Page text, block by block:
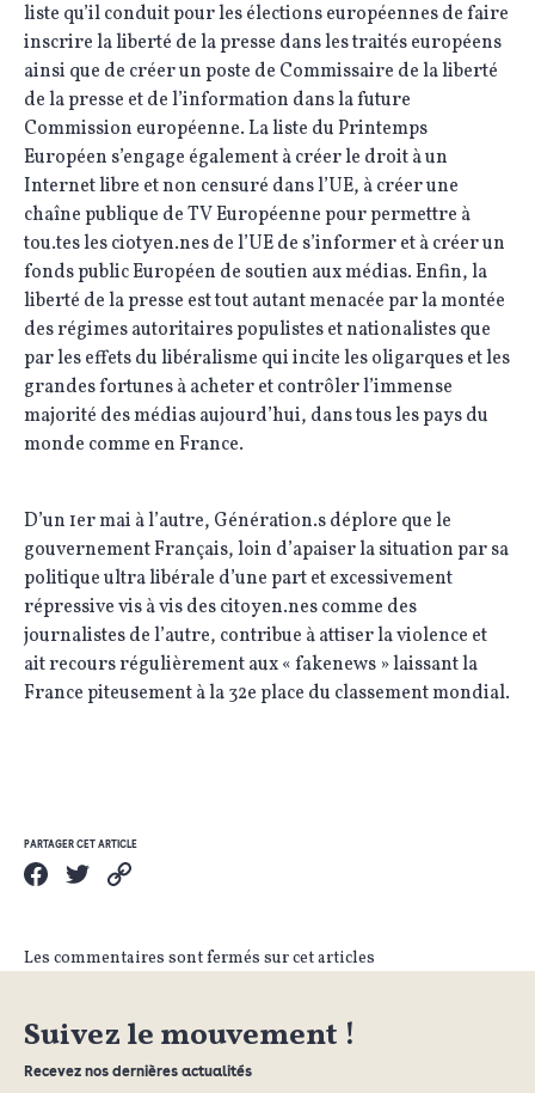
liste qu’il conduit pour les élections européennes de faire
inscrire la liberté de la presse dans les traités européens
ainsi que de créer un poste de Commissaire de la liberté
de la presse et de l’information dans la future
Commission européenne. La liste du Printemps
Européen s’engage également à créer le droit à un
Internet libre et non censuré dans l’UE, à créer une
chaîne publique de TV Européenne pour permettre à
tou.tes les ciotyen.nes de l’UE de s’informer et à créer un
fonds public Européen de soutien aux médias. Enfin, la
liberté de la presse est tout autant menacée par la montée
des régimes autoritaires populistes et nationalistes que
par les effets du libéralisme qui incite les oligarques et les
grandes fortunes à acheter et contrôler l’immense
majorité des médias aujourd’hui, dans tous les pays du
monde comme en France.
D’un 1er mai à l’autre, Génération.s déplore que le
gouvernement Français, loin d’apaiser la situation par sa
politique ultra libérale d’une part et excessivement
répressive vis à vis des citoyen.nes comme des
journalistes de l’autre, contribue à attiser la violence et
ait recours régulièrement aux « fakenews » laissant la
France piteusement à la 32e place du classement mondial.
PARTAGER CET ARTICLE
Les commentaires sont fermés sur cet articles
Suivez le mouvement !
Recevez nos dernières actualités